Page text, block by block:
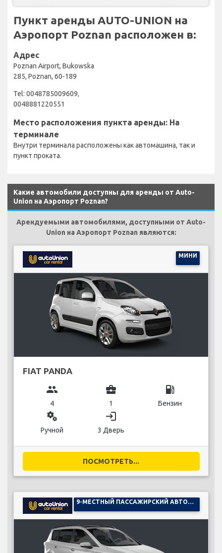
Пункт аренды AUTO-UNION на
Аэропорт Poznan расположен в:
Адрес
Poznan Airport, Bukowska
285, Poznan, 60-189
Tel: 0048785009609,
0048881220551
Место расположения пункта аренды: На
терминале
Внутри терминала расположены как автомашина, так и
пункт проката.
Какие автомобили доступны для аренды от Auto-
Union на Аэропорт Poznan?
Арендуемыми автомобилями, доступными от Auto-
Union на Аэропорт Poznan являются:
МИНИ
FIAT PANDA
group
4
business_center
1
local_gas_station
Бензин
miscellaneous_services
Ручной
login
3 Дверь
ПОСМОТРЕТЬ...